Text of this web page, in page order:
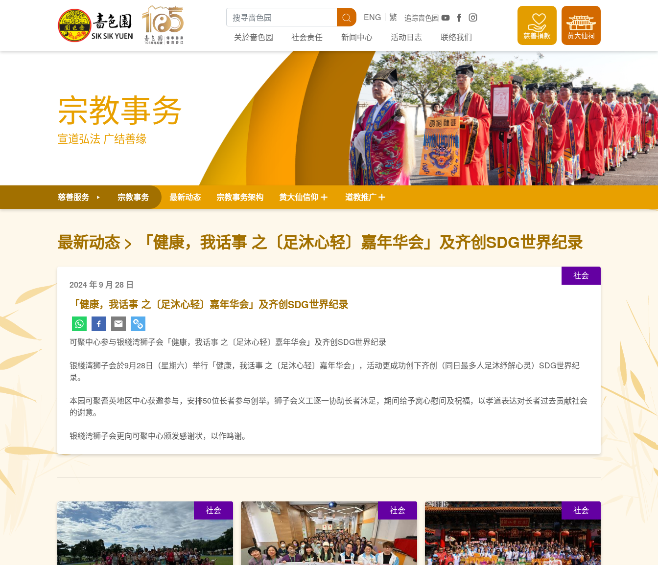
搜寻关键字 搜寻 追踪啬色园
ENG
繁
关於啬色园
社会责任 新闻中心 活动日志 联络我们 慈善捐款 黃大仙祠
宗教事务
宣道弘法 广结善缘
慈善服务 宗教事务 最新动态 宗教事务架构 黄大仙信仰 道教推广
最新动态 「健康，我话事 之〔足沐心轻〕嘉年华会」及齐创SDG世界纪录
社会
2024 年 9 月 28 日
「健康，我话事 之〔足沐心轻〕嘉年华会」及齐创SDG世界纪录
可聚中心参与银綫湾狮子会「健康，我话事 之〔足沐心轻〕嘉年华会」及齐创SDG世界纪录
银綫湾狮子会於9月28日（星期六）举行「健康，我话事 之〔足沐心轻〕嘉年华会」，活动更成功创下齐创（同日最多人足沐纾解心灵）SDG世界纪
录。
本园可聚耆英地区中心获邀参与，安排50位长者参与创举。狮子会义工逐一协助长者沐足，期间给予窝心慰问及祝福，以孝道表达对长者过去贡献社会
的谢意。
银綫湾狮子会更向可聚中心颁发感谢状，以作鸣谢。
社会 社会 社会